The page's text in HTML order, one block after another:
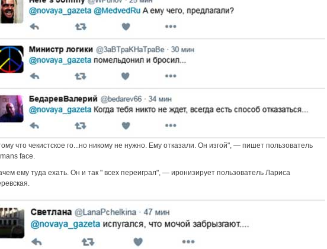
что чекистское го...но никому не нужно. Ему отказали. Он изгой", — пишет пользователь
face.
ему туда ехать. Он и так " всех переиграл", — иронизирует пользователь Лариса